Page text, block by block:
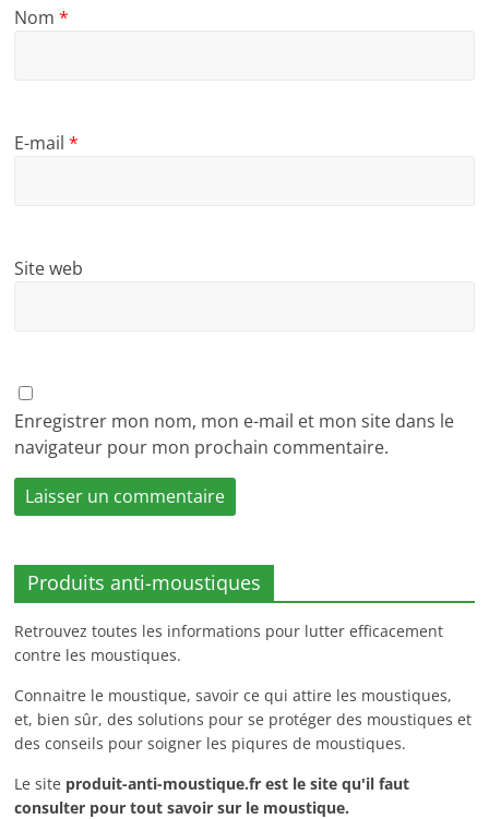
Nom*
E-mail*
Site web
Enregistrer mon nom, mon e-mail et mon site dans le
navigateur pour mon prochain commentaire.
Produits anti-moustiques
Retrouvez toutes les informations pour lutter efficacement
contre les moustiques.
Connaitre le moustique, savoir ce qui attire les moustiques,
et, bien sûr, des solutions pour se protéger des moustiques et
des conseils pour soigner les piqures de moustiques.
Le site produit-anti-moustique.fr est le site qu'il faut
consulter pour tout savoir sur le moustique.